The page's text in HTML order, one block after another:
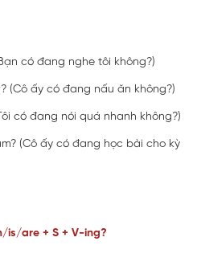
có đang nghe tôi không?)
(Cô ấy có đang nấu ăn không?)
có đang nói quá nhanh không?)
(Cô ấy có đang học bài cho kỳ
is/are + S + V-ing?